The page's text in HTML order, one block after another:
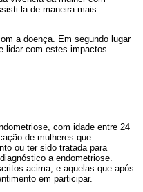
la de maneira mais
a doença. Em segundo lugar
lidar com estes impactos.
com idade entre 24
de mulheres que
ou ter sido tratada para
a endometriose.
acima, e aquelas que após
em participar.